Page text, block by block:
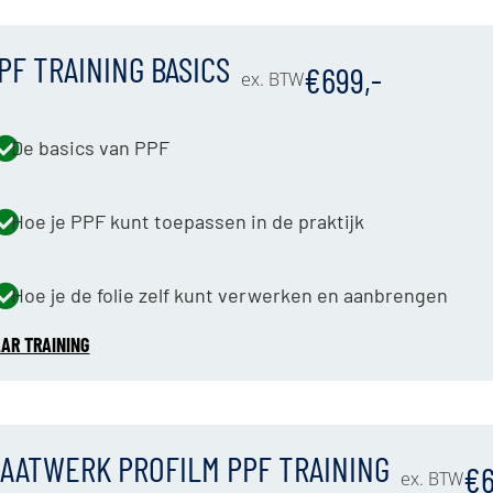
TRAINING BASICS ex. BTW€699,-
De basics van PPF
Hoe je PPF kunt toepassen in de praktijk
Hoe je de folie zelf kunt verwerken en aanbrengen
TRAINING
PROFILM PPF TRAINING ex. BTW